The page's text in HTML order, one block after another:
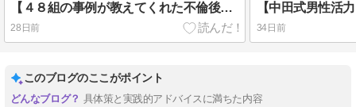
【４８組の事例が教えてくれた不倫後の再構築】やり直せる夫婦の特徴
28日前 34日前
このブログのここがポイント
具体策と実践的アドバイスに満ちた内容